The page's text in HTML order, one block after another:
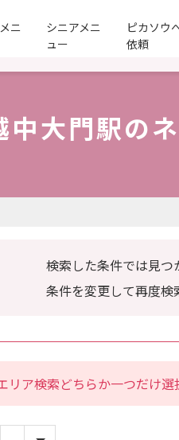
ニ
シニアメニ
ュー
ピカソウ
依頼
中大門駅の
検索した条件では見つ
条件を変更して再度検
リア検索どちらか一つだけ